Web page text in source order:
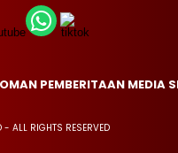
PEMBERITAAN MEDIA
ALL RIGHTS RESERVED